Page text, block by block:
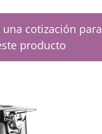
cotización para
producto